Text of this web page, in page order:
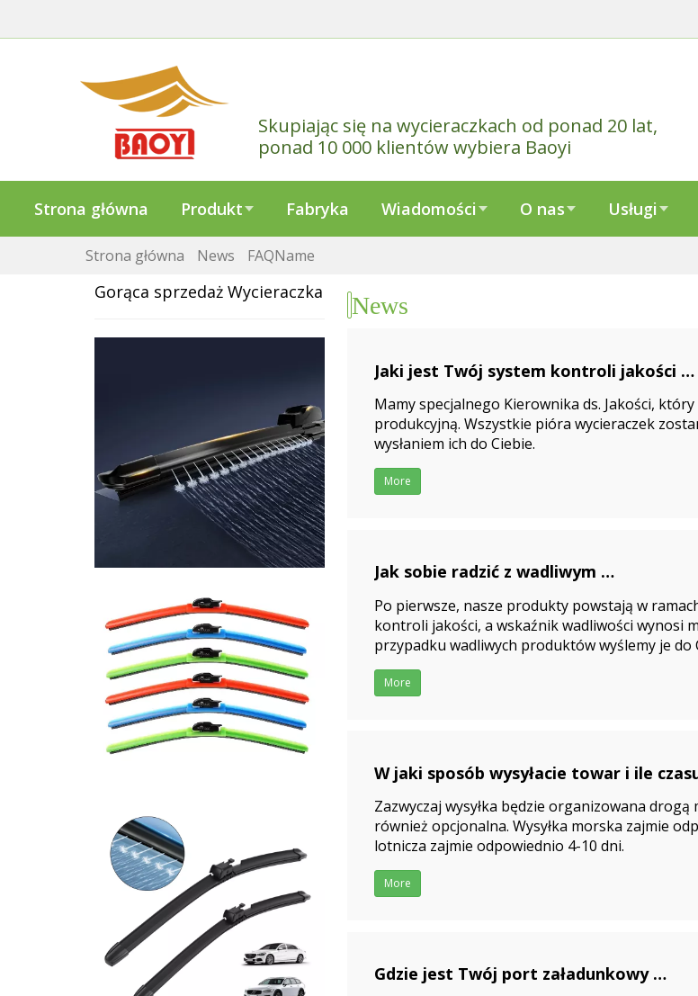
Skupiając się na wycieraczkach od ponad 20 lat,
ponad 10 000 klientów wybiera Baoyi
Strona główna Produkt Fabryka Wiadomości O nas Usługi
Strona główna News FAQName
Gorąca sprzedaż Wycieraczka News
Jaki jest Twój system kontroli jakości
Mamy specjalnego Kierownika ds. Jakości,
produkcyjną. Wszystkie pióra wycieraczek
wysłaniem ich do Ciebie.
More
Jak sobie radzić z wadliwym
Po pierwsze, nasze produkty powstają w
kontroli jakości, a wskaźnik wadliwości wynosi
przypadku wadliwych produktów wyślemy je
rozwiązanie.
More
W jaki sposób wysyłacie towar i ile
Zazwyczaj wysyłka będzie organizowana drogą
również opcjonalna. Wysyłka morska zajmie
lotnicza zajmie odpowiednio 4-10 dni.
More
Gdzie jest Twój port załadunkowy